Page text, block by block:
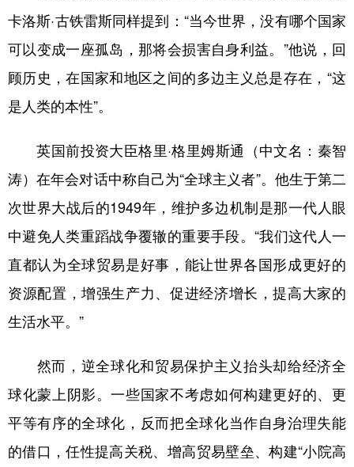
卡洛斯·古铁雷斯同样提到：“当今世界，没有哪个国家
可以变成一座孤岛，那将会损害自身利益。”他说，回
顾历史，在国家和地区之间的多边主义总是存在，“这
是人类的本性”。
英国前投资大臣格里·格里姆斯通（中文名：秦智
涛）在年会对话中称自己为“全球主义者”。他生于第二
次世界大战后的1949年，维护多边机制是那一代人眼
中避免人类重蹈战争覆辙的重要手段。“我们这代人一
直都认为全球贸易是好事，能让世界各国形成更好的
资源配置，增强生产力、促进经济增长，提高大家的
生活水平。”
然而，逆全球化和贸易保护主义抬头却给经济全
球化蒙上阴影。一些国家不考虑如何构建更好的、更
平等有序的全球化，反而把全球化当作自身治理失能
的借口，任性提高关税、增高贸易壁垒、构建“小院高